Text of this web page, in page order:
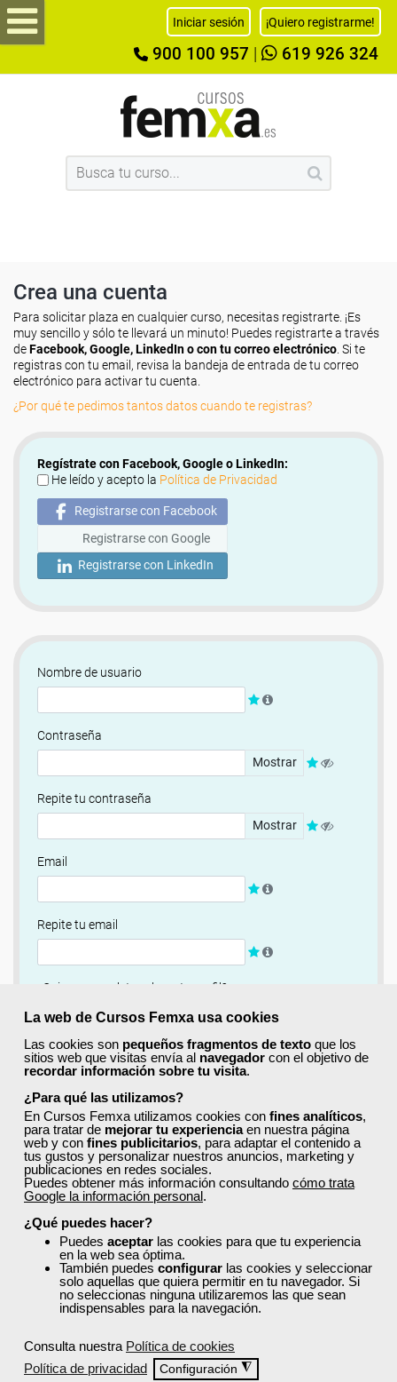
La web de Cursos Femxa usa cookies
Las cookies son pequeños fragmentos de texto que los
sitios web que visitas envía al navegador con el objetivo de
recordar información sobre tu visita.
¿Para qué las utilizamos?
En Cursos Femxa utilizamos cookies con fines analíticos,
para tratar de mejorar tu experienciaen nuestra página
web y con fines publicitarios, para adaptar el contenido a
tus gustos y personalizar nuestros anuncios, marketing y
publicaciones en redes sociales.
Puedes obtener más información consultando cómo trata
Google la información personal.
¿Qué puedes hacer?
Puedes aceptar las cookies para que tu experiencia
en la web sea óptima.
También puedes configurar las cookies y seleccionar
solo aquellas que quiera permitir en tu navegador. Si
no seleccionas ninguna utilizaremos las que sean
indispensables para la navegación.
Consulta nuestra Política de cookies
Política de privacidad
Configuración ◮
Iniciar sesión ¡Quiero registrarme!
900 100 957 619 926 324
Crea una cuenta
Para solicitar plaza en cualquier curso, necesitas registrarte. ¡Es
muy sencillo y sólo te llevará un minuto! Puedes registrarte a través
deFacebook, Google, LinkedIn o con tu correo electrónico . Si te
registras con tu email, revisa la bandeja de entrada de tu correo
electrónico para activar tu cuenta.
¿Por qué te pedimos tantos datos cuando te registras?
Regístrate con Facebook, Google o LinkedIn:
He leído y acepto la Política de Privacidad
Registrarse con Facebook
Registrarse con Google
Registrarse con LinkedIn
Nombre de usuario
Contraseña
Mostrar
Repite tu contraseña
Mostrar
Email
Repite tu email
¿Quieres completar ahora tu perfil?
Si
No, completaré mi perfil más adelante
Newsletter
Si, quiero recibir información sobre cursos, ofertas
exclusivas y recursos para el aprendizaje.
Términos y condiciones
He leído y acepto la Política de Privacidad
Registrarse
Quiénes Somos:
Especialistas en consultoría y formación para el empleo
Nuestro objetivo diario es, única y exclusivamente, ayudarte a
conseguir tus metas profesionales ofreciéndote los mejores